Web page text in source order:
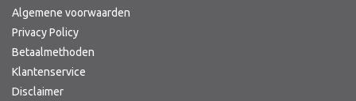
Ekseption Skincare
Blog
Algemene voorwaarden
Privacy Policy
Betaalmethoden
Klantenservice
Disclaimer